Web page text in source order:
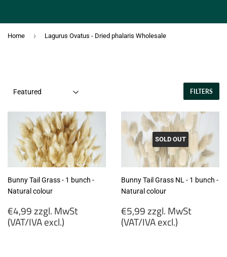
Home › Lagurus Ovatus - Dried phalaris Wholesale
FILTERS
Bunny Tail Grass - 1 bunch -
Natural colour
Regular
price
€4,99 zzgl. MwSt
(VAT/IVA excl.)
SOLD OUT
Bunny Tail Grass NL - 1 bunch -
Natural colour
Regular
price
€5,99 zzgl. MwSt
(VAT/IVA excl.)